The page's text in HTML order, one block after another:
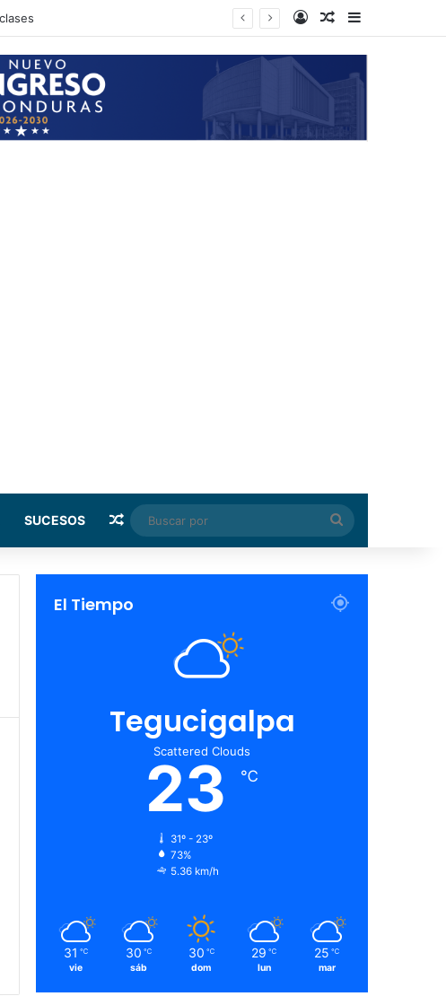
Log InRandom Article
SUCESOS Random Article
Buscar
por
El Tiempo
Tegucigalpa
Scattered Clouds
23 ℃
31º - 23º
73%
5.36 km/h
31 ℃
vie
30 ℃
sáb
30 ℃
dom
29 ℃
lun
25 ℃
mar